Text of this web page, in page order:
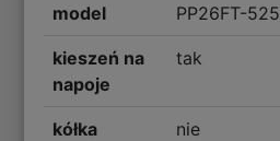
model PP26FT-525
kieszeń na
napoje
tak
kółka nie